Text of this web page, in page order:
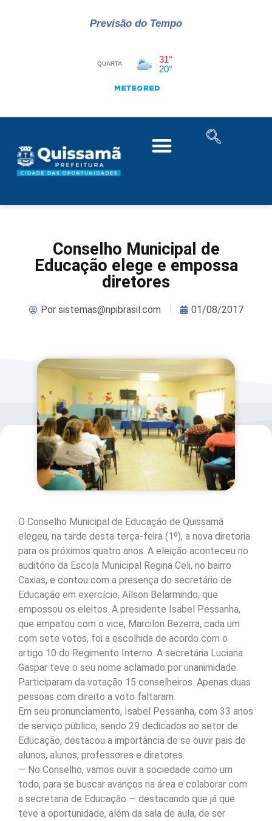
Previsão do Tempo
Conselho Municipal de
Educação elege e empossa
diretores
Porsistemas@npibrasil.com 01/08/2017
O Conselho Municipal de Educação de Quissamã
elegeu, na tarde desta terça-feira (1º), a nova diretoria
para os próximos quatro anos. A eleição aconteceu no
auditório da Escola Municipal Regina Celi, no bairro
Caxias, e contou com a presença do secretário de
Educação em exercício, Aílson Belarmindo, que
empossou os eleitos. A presidente Isabel Pessanha,
que empatou com o vice, Marcilon Bezerra, cada um
com sete votos, foi a escolhida de acordo com o
artigo 10 do Regimento Interno. A secretária Luciana
Gaspar teve o seu nome aclamado por unanimidade.
Participaram da votação 15 conselheiros. Apenas duas
pessoas com direito a voto faltaram.
Em seu pronunciamento, Isabel Pessanha, com 33 anos
de serviço público, sendo 29 dedicados ao setor de
Educação, destacou a importância de se ouvir pais de
alunos, alunos, professores e diretores.
— No Conselho, vamos ouvir a sociedade como um
todo, para se buscar avanços na área e colaborar com
a secretaria de Educação — destacando que já que
teve a oportunidade, além da sala de aula, de ser